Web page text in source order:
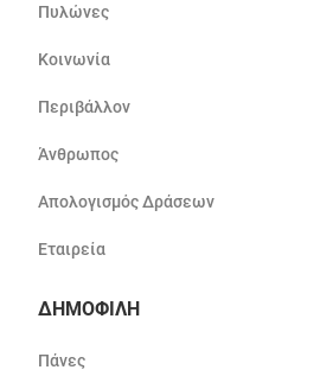
Πυλώνες
Κοινωνία
Περιβάλλον
Άνθρωπος
Απολογισμός Δράσεων
Εταιρεία
ΔΗΜΟΦΙΛΗ
Πάνες